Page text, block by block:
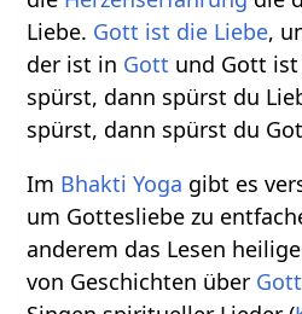
Liebe. Gott ist die Liebe,
der ist in Gott und Gott
spürst, dann spürst du
spürst, dann spürst du
Im Bhakti Yoga gibt es
um Gottesliebe zu
anderem das Lesen
von Geschichten über Gott